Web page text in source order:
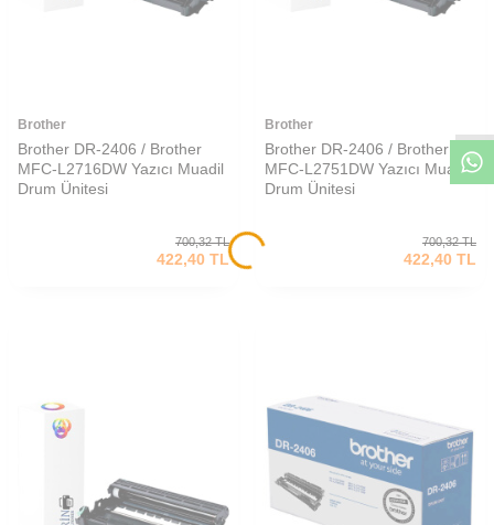
Brother
Brother DR-2406 / Brother
MFC-L2716DW Yazıcı Muadil
Drum Ünitesi
700,32TL
422,40 TL
Brother
Brother DR-2406 / Brother
MFC-L2751DW Yazıcı Muadil
Drum Ünitesi
700,32TL
422,40 TL